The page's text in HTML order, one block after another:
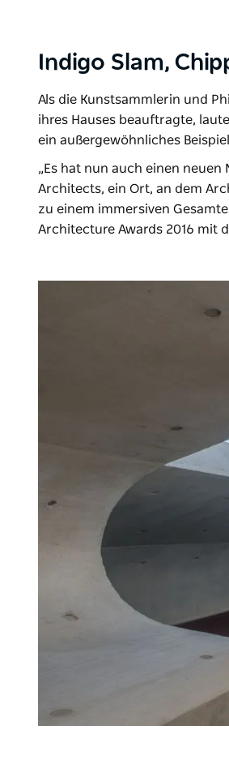
Indigo Slam,
Als die Kunstsammlerin und
ihres Hauses beauftragte,
ein außergewöhnliches
„Es hat nun auch einen
Architects, ein Ort, an dem
zu einem immersiven
Architecture Awards 2016 mit